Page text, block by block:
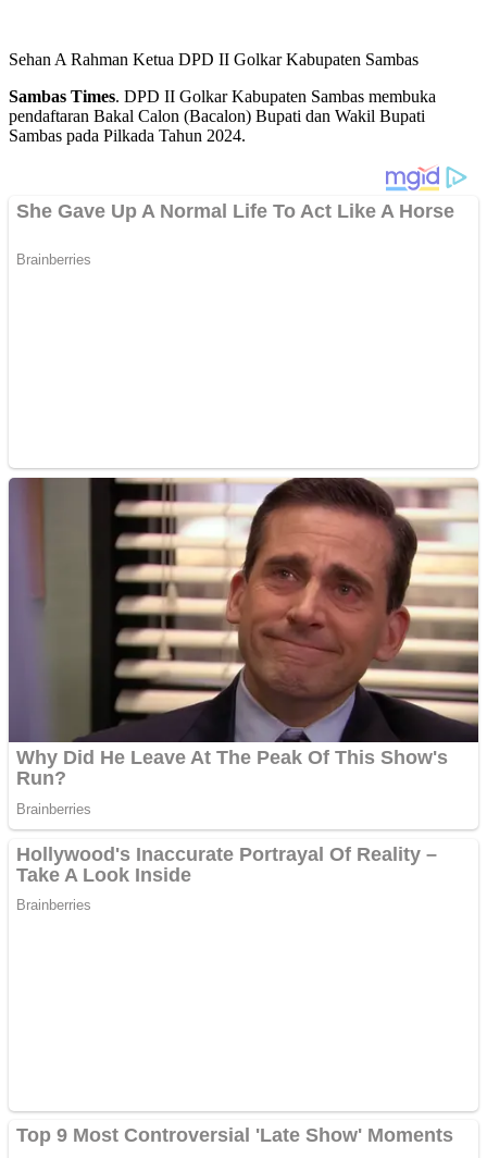
Sehan A Rahman Ketua DPD II Golkar Kabupaten Sambas
Sambas Times. DPD II Golkar Kabupaten Sambas membuka
pendaftaran Bakal Calon (Bacalon) Bupati dan Wakil Bupati
Sambas pada Pilkada Tahun 2024.